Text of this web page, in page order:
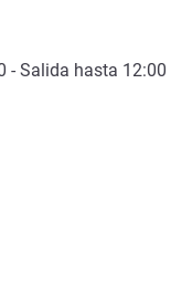
- Salida hasta 12:00